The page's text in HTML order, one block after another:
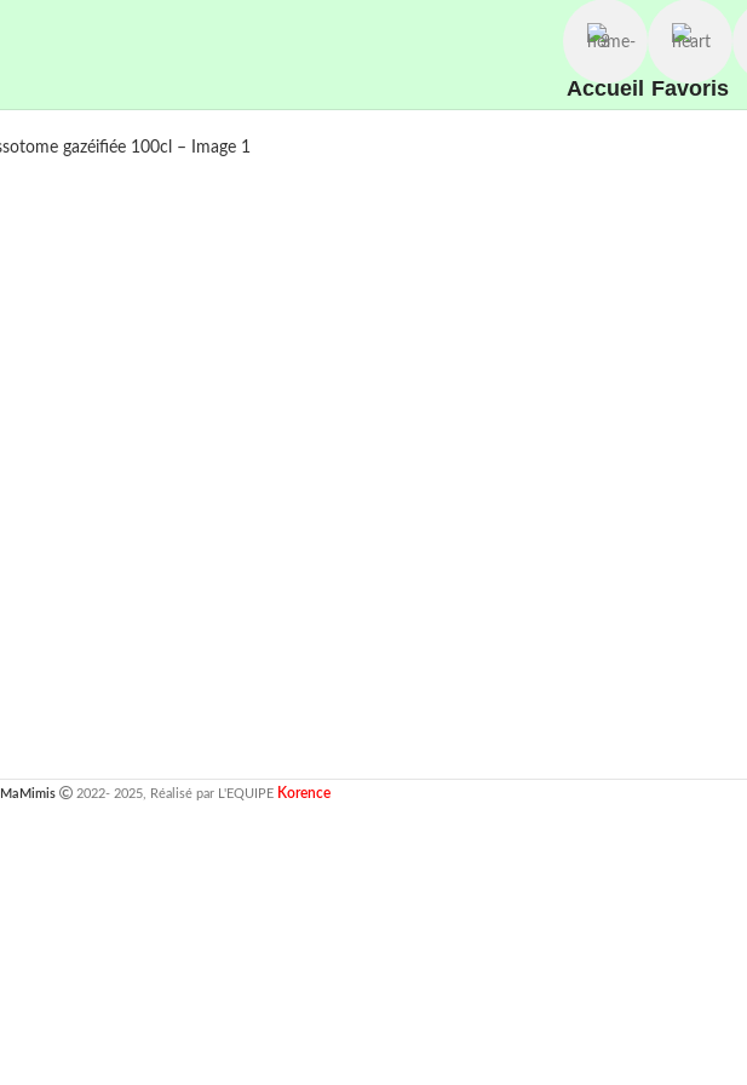
Accueil Favoris
MaMimis 2022- 2025, Réalisé par L'EQUIPE Korence